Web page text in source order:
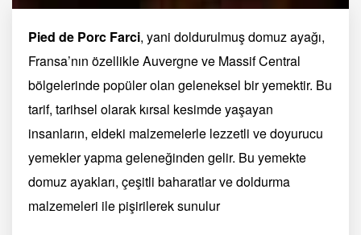
Pied de Porc Farci, yani doldurulmuş domuz ayağı,
Fransa’nın özellikle Auvergne ve Massif Central
bölgelerinde popüler olan geleneksel bir yemektir. Bu
tarif, tarihsel olarak kırsal kesimde yaşayan
insanların, eldeki malzemelerle lezzetli ve doyurucu
yemekler yapma geleneğinden gelir. Bu yemekte
domuz ayakları, çeşitli baharatlar ve doldurma
malzemeleri ile pişirilerek sunulur​